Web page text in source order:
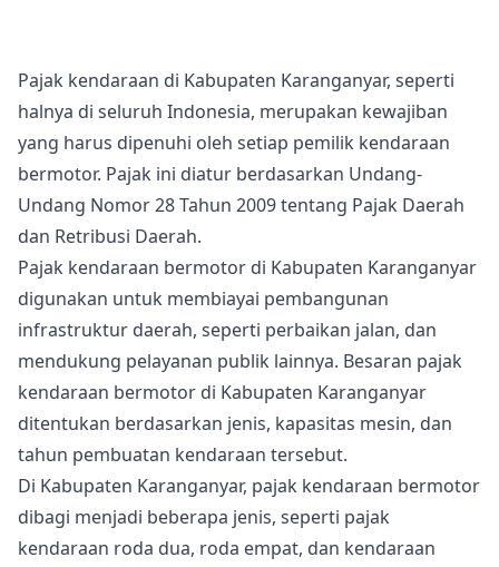
Pajak kendaraan di Kabupaten Karanganyar, seperti
halnya di seluruh Indonesia, merupakan kewajiban
yang harus dipenuhi oleh setiap pemilik kendaraan
bermotor. Pajak ini diatur berdasarkan Undang-
Undang Nomor 28 Tahun 2009 tentang Pajak Daerah
dan Retribusi Daerah.
Pajak kendaraan bermotor di Kabupaten Karanganyar
digunakan untuk membiayai pembangunan
infrastruktur daerah, seperti perbaikan jalan, dan
mendukung pelayanan publik lainnya. Besaran pajak
kendaraan bermotor di Kabupaten Karanganyar
ditentukan berdasarkan jenis, kapasitas mesin, dan
tahun pembuatan kendaraan tersebut.
Di Kabupaten Karanganyar, pajak kendaraan bermotor
dibagi menjadi beberapa jenis, seperti pajak
kendaraan roda dua, roda empat, dan kendaraan